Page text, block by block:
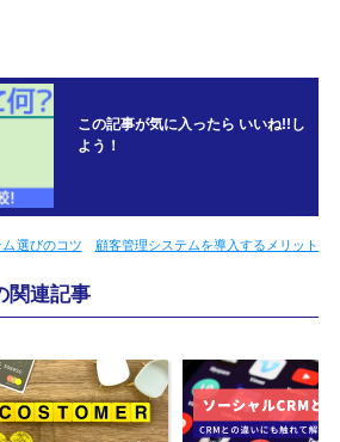
この記事が気に入ったら いいね!!し
よう！
選びのコツ 顧客管理システムを導入するメリット
関連記事